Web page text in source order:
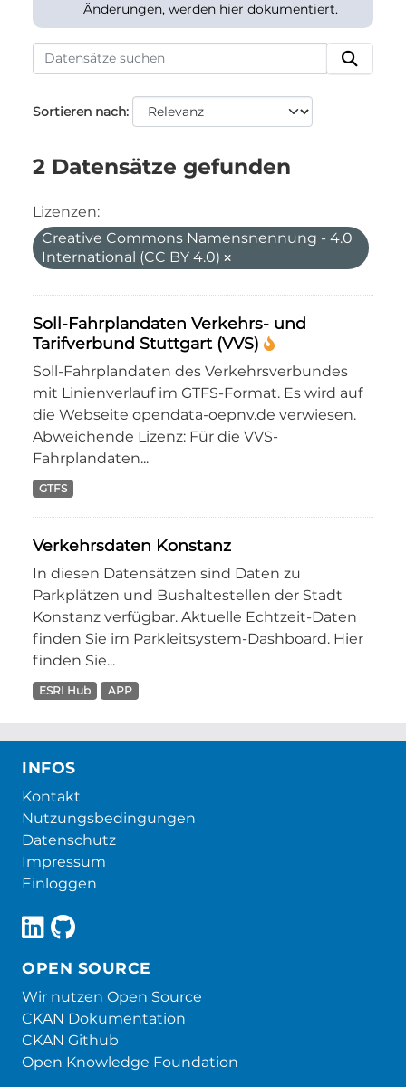
Änderungen, werden hier dokumentiert.
Sortieren nach
2 Datensätze gefunden
Lizenzen:
Creative Commons Namensnennung - 4.0
International (CC BY 4.0)
Soll-Fahrplandaten Verkehrs- und
Tarifverbund Stuttgart (VVS)
Soll-Fahrplandaten des Verkehrsverbundes
mit Linienverlauf im GTFS-Format. Es wird auf
die Webseite opendata-oepnv.de verwiesen.
Abweichende Lizenz: Für die VVS-
Fahrplandaten...
GTFS
Verkehrsdaten Konstanz
In diesen Datensätzen sind Daten zu
Parkplätzen und Bushaltestellen der Stadt
Konstanz verfügbar. Aktuelle Echtzeit-Daten
finden Sie im Parkleitsystem-Dashboard. Hier
finden Sie...
ESRI Hub APP
INFOS
Kontakt
Nutzungsbedingungen
Datenschutz
Impressum
Einloggen
OPEN SOURCE
Wir nutzen Open Source
CKAN Dokumentation
CKAN Github
Open Knowledge Foundation